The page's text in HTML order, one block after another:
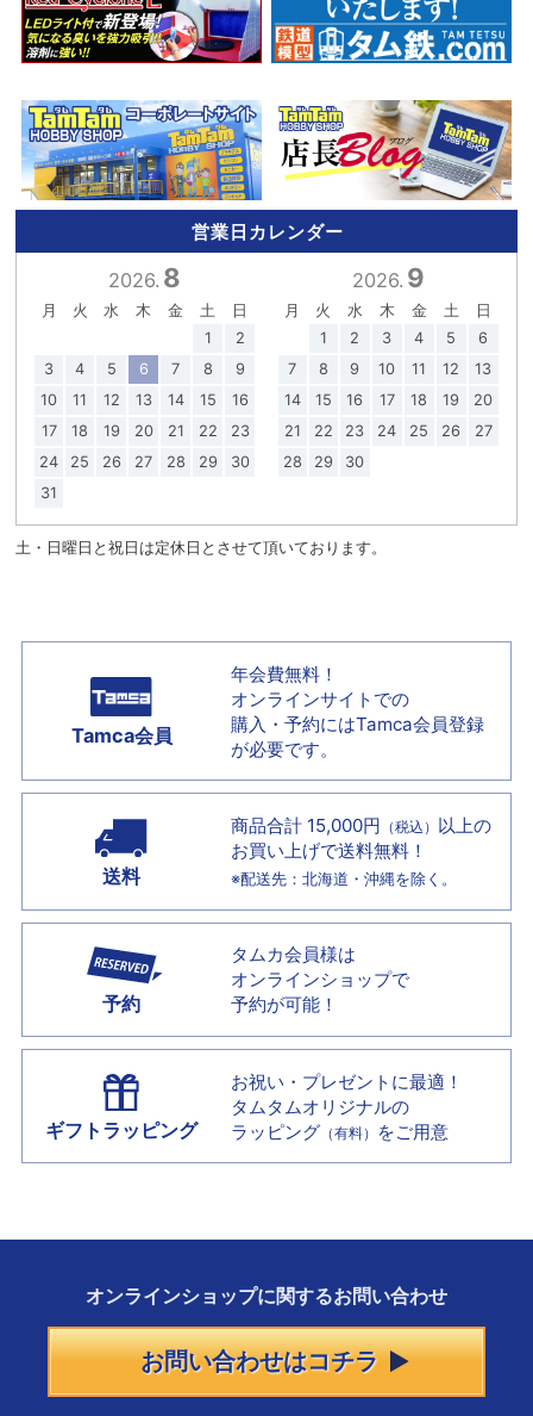
営業日カレンダー
2026. 8
月 火 水 木 金 土
日
1
2
3
4 5 6 7 8
9
10
11 12 13 14 15
16
17
18 19 20 21 22
23
24
25 26 27 28 29
30
31
2026. 9
月 火 水 木 金 土
日
1
2 3 4 5
6
7
8 9 10 11 12
13
14
15 16 17 18 19
20
21
22 23 24 25 26
27
28
29 30
土・日曜日と祝日は定休日とさせて頂いております。
Tamca会員
年会費無料！
オンラインサイトでの
購入・予約にはTamca会員登録
が必要です。
送料
商品合計 15,000円 （税込） 以上の
お買い上げで送料無料！
※配送先：北海道・沖縄を除く。
予約
タムカ会員様は
オンラインショップで
予約が可能！
ギフトラッピング
お祝い・プレゼントに最適！
タムタムオリジナルの
ラッピング （有料） をご用意
オンラインショップに関するお問い合わせ
お問い合わせはコチラ